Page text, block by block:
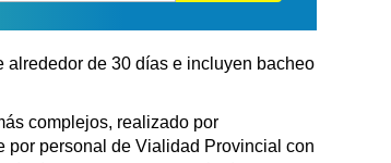
alrededor de 30 días e incluyen bacheo
complejos, realizado por
por personal de Vialidad Provincial con